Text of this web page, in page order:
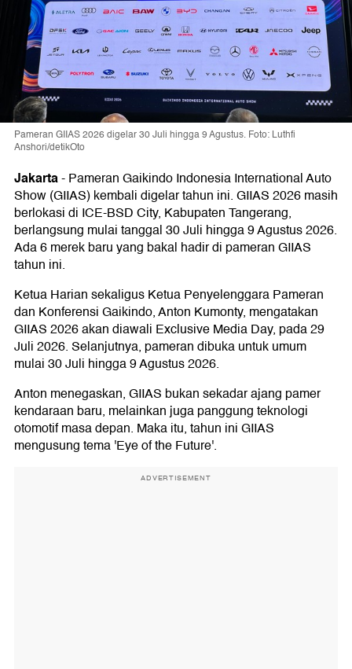
Pameran GIIAS 2026 digelar 30 Juli hingga 9 Agustus. Foto: Luthfi
Anshori/detikOto
Jakarta-Pameran Gaikindo Indonesia International Auto
Show (GIIAS) kembali digelar tahun ini. GIIAS 2026 masih
berlokasi di ICE-BSD City, Kabupaten Tangerang,
berlangsung mulai tanggal 30 Juli hingga 9 Agustus 2026.
Ada 6 merek baru yang bakal hadir di pameran GIIAS
tahun ini.
Ketua Harian sekaligus Ketua Penyelenggara Pameran
dan Konferensi Gaikindo, Anton Kumonty, mengatakan
GIIAS 2026 akan diawali Exclusive Media Day, pada 29
Juli 2026. Selanjutnya, pameran dibuka untuk umum
mulai 30 Juli hingga 9 Agustus 2026.
Anton menegaskan, GIIAS bukan sekadar ajang pamer
kendaraan baru, melainkan juga panggung teknologi
otomotif masa depan. Maka itu, tahun ini GIIAS
mengusung tema 'Eye of the Future'.
ADVERTISEMENT